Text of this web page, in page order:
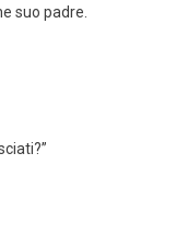
suo padre.